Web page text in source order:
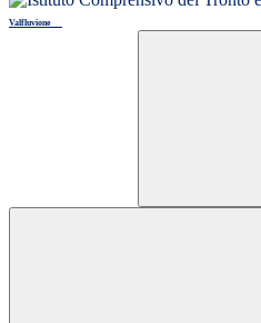
Valfluvione